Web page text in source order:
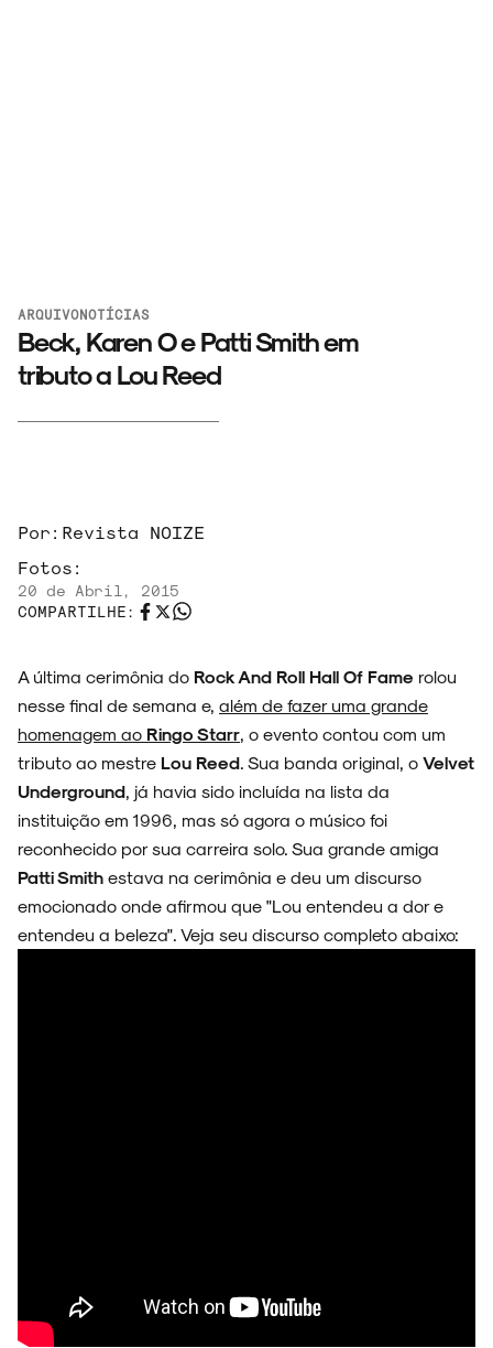
ARQUIVO
ENTREVISTAS
ESPECIAIS
ARQUIVONOTÍCIAS
Beck, Karen O e Patti Smith em
tributo a Lou Reed
Por: Revista NOIZE
Fotos:
20 de Abril, 2015
COMPARTILHE:
A última cerimônia do Rock And Roll Hall Of Fame rolou
nesse final de semana e, além de fazer uma grande
homenagem ao Ringo Starr, o evento contou com um
tributo ao mestre Lou Reed. Sua banda original, o Velvet
Underground, já havia sido incluída na lista da
instituição em 1996, mas só agora o músico foi
reconhecido por sua carreira solo. Sua grande amiga
Patti Smith estava na cerimônia e deu um discurso
emocionado onde afirmou que "Lou entendeu a dor e
entendeu a beleza". Veja seu discurso completo abaixo: